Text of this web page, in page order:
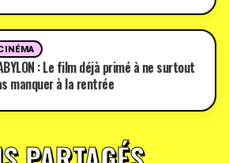
: Le film déjà primé à ne surtout
manquer à la rentrée